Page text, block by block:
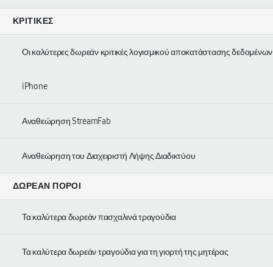
ΚΡΙΤΙΚΈΣ
Οι καλύτερες δωρεάν κριτικές λογισμικού αποκατάστασης δεδομένων
iPhone
Αναθεώρηση StreamFab
Αναθεώρηση του Διαχειριστή Λήψης Διαδικτύου
ΔΩΡΕΆΝ ΠΌΡΟΙ
Τα καλύτερα δωρεάν πασχαλινά τραγούδια
Τα καλύτερα δωρεάν τραγούδια για τη γιορτή της μητέρας